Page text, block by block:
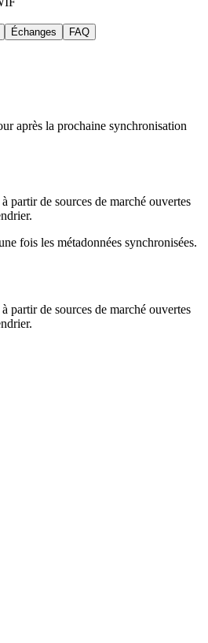
Échanges FAQ
après la prochaine synchronisation
partir de sources de marché ouvertes
fois les métadonnées synchronisées.
partir de sources de marché ouvertes